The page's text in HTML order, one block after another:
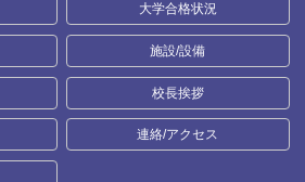
大学合格状況
施設/設備
校長挨拶
連絡/アクセス